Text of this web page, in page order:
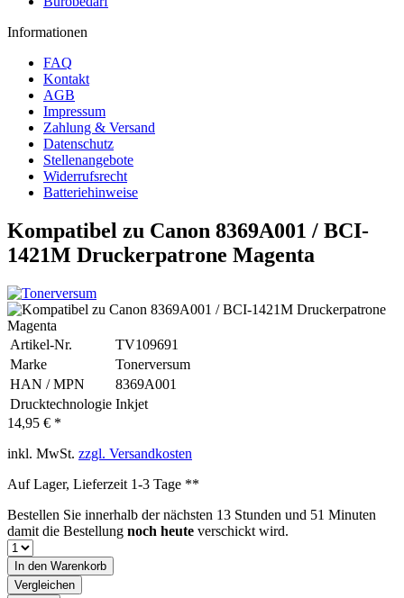
Informationen
FAQ
Kontakt
AGB
Impressum
Zahlung & Versand
Datenschutz
Stellenangebote
Widerrufsrecht
Batteriehinweise
Kompatibel zu Canon 8369A001 / BCI-
1421M Druckerpatrone Magenta
Artikel-Nr.
TV109691
Marke
Tonerversum
HAN / MPN
8369A001
Drucktechnologie Inkjet
14,95 € *
inkl. MwSt. zzgl. Versandkosten
Auf Lager, Lieferzeit 1-3 Tage **
Bestellen Sie innerhalb der nächsten 13 Stunden und 51 Minuten
damit die Bestellung noch heute verschickt wird.
In den Warenkorb
Vergleichen